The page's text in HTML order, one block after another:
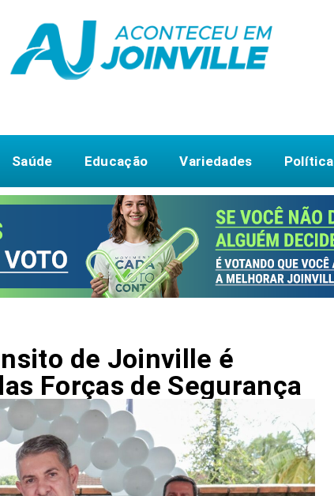
Saúde Educação Variedades Política
de Joinville é
Forças de Segurança